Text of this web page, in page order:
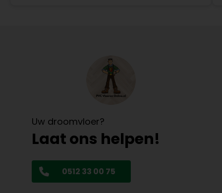
Uw droomvloer?
Laat ons helpen!
0512 33 00 75